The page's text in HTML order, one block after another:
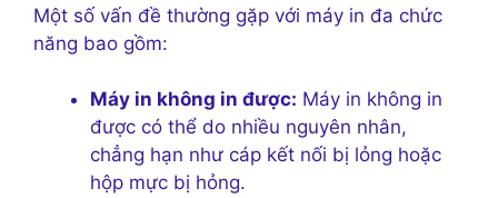
Một số vấn đề thường gặp với máy in đa chức
năng bao gồm:
Máy in không in được: Máy in không in
được có thể do nhiều nguyên nhân,
chẳng hạn như cáp kết nối bị lỏng hoặc
hộp mực bị hỏng.